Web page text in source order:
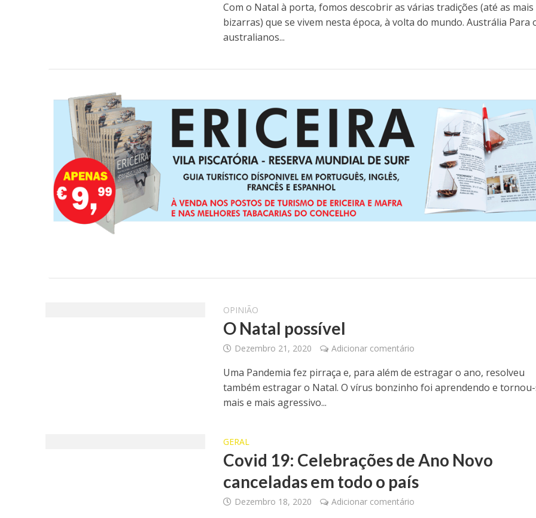
Com o Natal à porta, fomos descobrir as várias tradições (até as mais
bizarras) que se vivem nesta época, à volta do mundo. Austrália Para
australianos...
OPINIÃO
O Natal possível
Dezembro 21, 2020 Adicionar comentário
Uma Pandemia fez pirraça e, para além de estragar o ano, resolveu
também estragar o Natal. O vírus bonzinho foi aprendendo e
mais e mais agressivo...
GERAL
Covid 19: Celebrações de Ano Novo
canceladas em todo o país
Dezembro 18, 2020 Adicionar comentário